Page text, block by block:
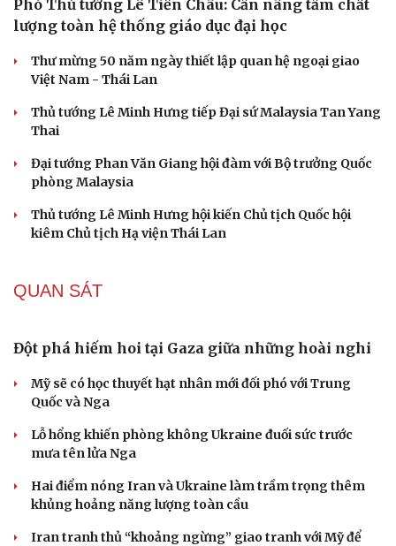
Phó Thủ tướng Lê Tiến Châu: Cần nâng tầm chất
lượng toàn hệ thống giáo dục đại học
Thư mừng 50 năm ngày thiết lập quan hệ ngoại giao
Việt Nam - Thái Lan
Thủ tướng Lê Minh Hưng tiếp Đại sứ Malaysia Tan Yang
Thai
Đại tướng Phan Văn Giang hội đàm với Bộ trưởng Quốc
phòng Malaysia
Thủ tướng Lê Minh Hưng hội kiến Chủ tịch Quốc hội
kiêm Chủ tịch Hạ viện Thái Lan
QUAN SÁT
Đột phá hiếm hoi tại Gaza giữa những hoài nghi
Mỹ sẽ có học thuyết hạt nhân mới đối phó với Trung
Quốc và Nga
Lỗ hổng khiến phòng không Ukraine đuối sức trước
mưa tên lửa Nga
Hai điểm nóng Iran và Ukraine làm trầm trọng thêm
khủng hoảng năng lượng toàn cầu
Iran tranh thủ “khoảng ngừng” giao tranh với Mỹ để